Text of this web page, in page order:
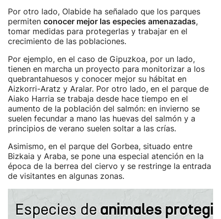
Por otro lado, Olabide ha señalado que los parques
permiten conocer mejor las especies amenazadas,
tomar medidas para protegerlas y trabajar en el
crecimiento de las poblaciones.
Por ejemplo, en el caso de Gipuzkoa, por un lado,
tienen en marcha un proyecto para monitorizar a los
quebrantahuesos y conocer mejor su hábitat en
Aizkorri-Aratz y Aralar. Por otro lado, en el parque de
Aiako Harria se trabaja desde hace tiempo en el
aumento de la población del salmón: en invierno se
suelen fecundar a mano las huevas del salmón y a
principios de verano suelen soltar a las crías.
Asimismo, en el parque del Gorbea, situado entre
Bizkaia y Araba, se pone una especial atención en la
época de la berrea del ciervo y se restringe la entrada
de visitantes en algunas zonas.